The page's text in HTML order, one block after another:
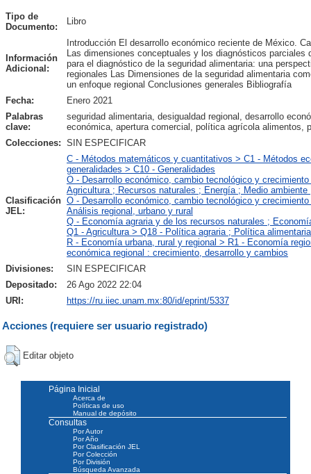
Tipo de
Documento:
Libro
Información
Adicional:
Introducción El desarrollo económico reciente de México.
Las dimensiones conceptuales y los diagnósticos
para el diagnóstico de la seguridad alimentaria: una
regionales Las Dimensiones de la seguridad alimentaria
un enfoque regional Conclusiones generales Bibliografía
Fecha:
Enero 2021
Palabras
clave:
seguridad alimentaria, desigualdad regional, desarrollo
económica, apertura comercial, política agrícola alimentos,
Colecciones: SIN ESPECIFICAR
Clasificación
JEL:
C - Métodos matemáticos y cuantitativos > C1 - Métodos
generalidades > C10 - Generalidades
O - Desarrollo económico, cambio tecnológico y
Agricultura ; Recursos naturales ; Energía ; Medio
O - Desarrollo económico, cambio tecnológico y
Análisis regional, urbano y rural
Q - Economía agraria y de los recursos naturales ;
Q1 - Agricultura > Q18 - Política agraria ; Política alimentaria
R - Economía urbana, rural y regional > R1 - Economía
económica regional : crecimiento, desarrollo y cambios
Divisiones:
SIN ESPECIFICAR
Depositado:
26 Ago 2022 22:04
URI:
https://ru.iiec.unam.mx:80/id/eprint/5337
Acciones (requiere ser usuario registrado)
Editar objeto
Página Inicial
Acerca de
Políticas de uso
Manual de depósito
Consultas
Por Autor
Por Año
Por Clasificación JEL
Por Colección
Por División
Búsqueda Avanzada